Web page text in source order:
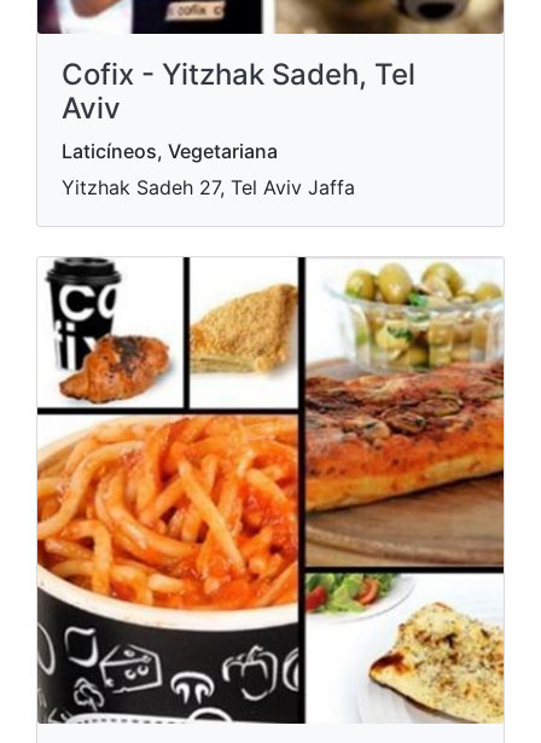
Cofix - Yitzhak Sadeh, Tel
Aviv
Laticíneos, Vegetariana
Yitzhak Sadeh 27, Tel Aviv Jaffa